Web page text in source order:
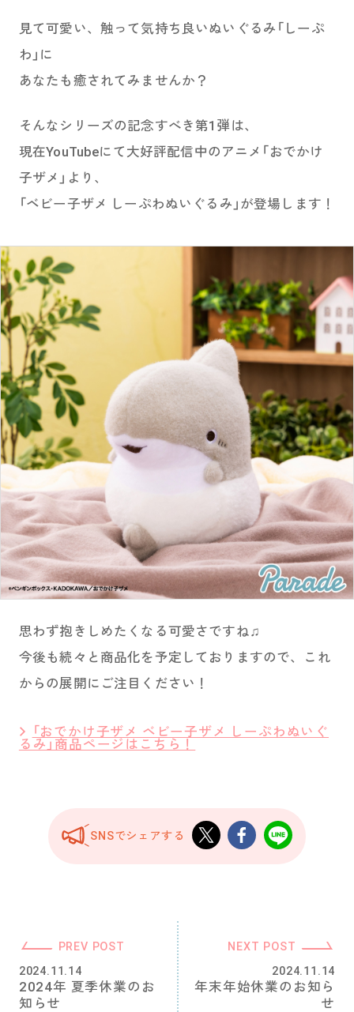
見て可愛い、触って気持ち良いぬいぐるみ「しーぷ
わ」に
あなたも癒されてみませんか？
そんなシリーズの記念すべき第1弾は、
現在YouTubeにて大好評配信中のアニメ「おでかけ
子ザメ」より、
「ベビー子ザメ しーぷわぬいぐるみ」が登場します！
思わず抱きしめたくなる可愛さですね♫
今後も続々と商品化を予定しておりますので、これ
からの展開にご注目ください！
「おでかけ子ザメ ベビー子ザメ しーぷわぬいぐ
るみ」商品ページはこちら！
SNSでシェアする
PREV POST
2024.11.14
2024年 夏季休業のお
知らせ
NEXT POST
2024.11.14
年末年始休業のお知ら
せ